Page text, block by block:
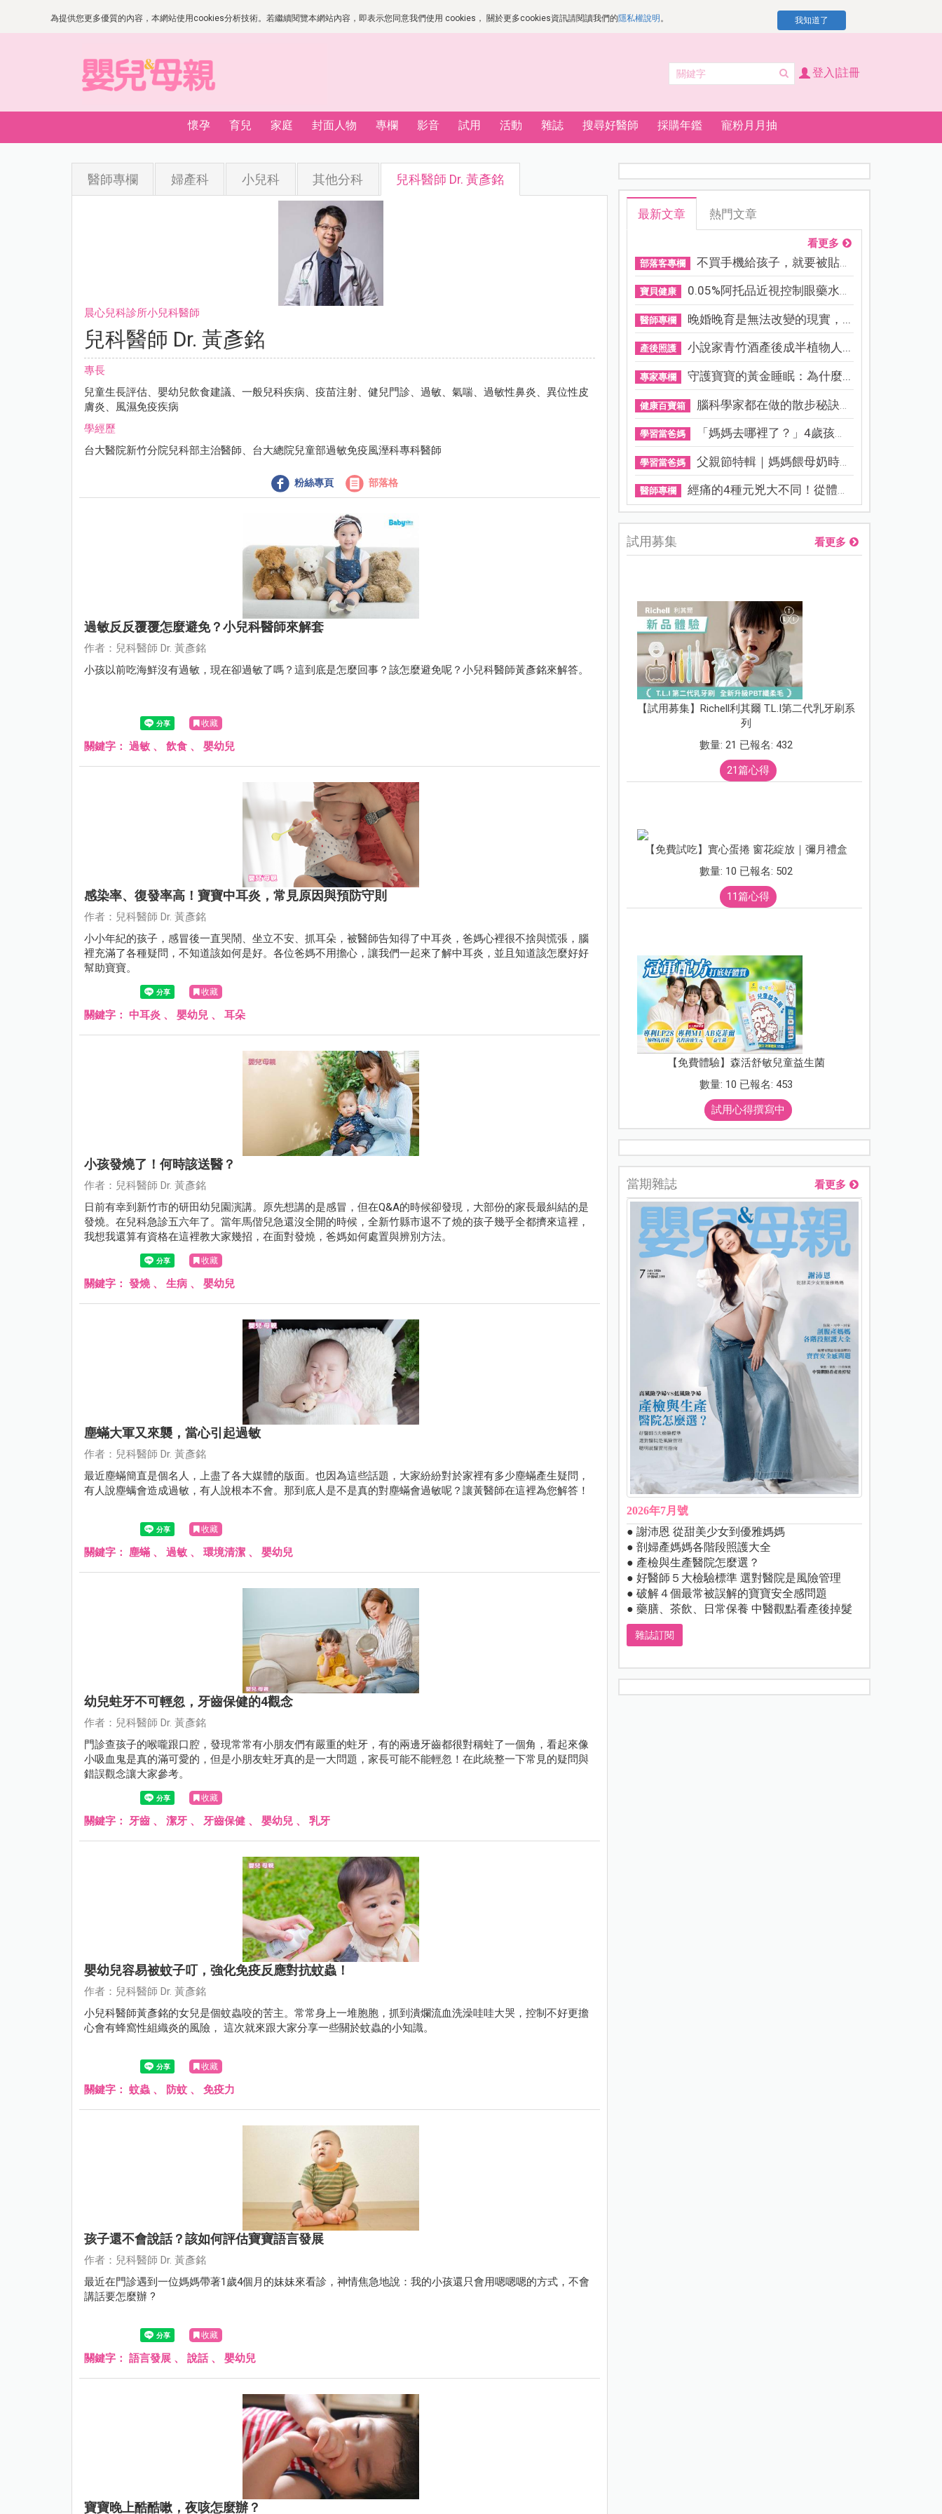
為提供您更多優質的內容，本網站使用cookies分析技術。若繼續閱覽本網站內容，即表示您同意我們使用 cookies， 關於更多cookies資訊請閱讀我們的隱私權說明 。 我知道了
登入|註冊
懷孕 育兒 家庭 封面人物 專欄 影音 試用 活動 雜誌 搜尋好醫師 採購年鑑 寵粉月月抽
醫師專欄 婦產科 小兒科 其他分科 兒科醫師 Dr. 黃彥銘
晨心兒科診所小兒科醫師
兒科醫師 Dr. 黃彥銘
專長
兒童生長評估、嬰幼兒飲食建議、一般兒科疾病、疫苗注射、健兒門診、過敏、氣喘、過敏性鼻炎、異位性皮
膚炎、風濕免疫疾病
學經歷
台大醫院新竹分院兒科部主治醫師、台大總院兒童部過敏免疫風溼科專科醫師
粉絲專頁 部落格
過敏反反覆覆怎麼避免？小兒科醫師來解套
作者：兒科醫師 Dr. 黃彥銘
小孩以前吃海鮮沒有過敏，現在卻過敏了嗎？這到底是怎麼回事？該怎麼避免呢？小兒科醫師黃彥銘來解答。
收藏
關鍵字： 過敏 、 飲食 、 嬰幼兒
感染率、復發率高！寶寶中耳炎，常見原因與預防守則
作者：兒科醫師 Dr. 黃彥銘
小小年紀的孩子，感冒後一直哭鬧、坐立不安、抓耳朵，被醫師告知得了中耳炎，爸媽心裡很不捨與慌張，腦
裡充滿了各種疑問，不知道該如何是好。各位爸媽不用擔心，讓我們一起來了解中耳炎，並且知道該怎麼好好
幫助寶寶。
收藏
關鍵字： 中耳炎 、 嬰幼兒 、 耳朵
小孩發燒了！何時該送醫？
作者：兒科醫師 Dr. 黃彥銘
日前有幸到新竹市的研田幼兒園演講。原先想講的是感冒，但在Q&A的時候卻發現，大部份的家長最糾結的是
發燒。在兒科急診五六年了。當年馬偕兒急還沒全開的時候，全新竹縣市退不了燒的孩子幾乎全都擠來這裡，
我想我還算有資格在這裡教大家幾招，在面對發燒，爸媽如何處置與辨別方法。
收藏
關鍵字： 發燒、 生病 、 嬰幼兒
塵蟎大軍又來襲，當心引起過敏
作者：兒科醫師 Dr. 黃彥銘
最近塵蟎簡直是個名人，上盡了各大媒體的版面。也因為這些話題，大家紛紛對於家裡有多少塵蟎產生疑問，
有人說塵螨會造成過敏，有人說根本不會。那到底人是不是真的對塵蟎會過敏呢？讓黃醫師在這裡為您解答！
收藏
關鍵字： 塵蟎 、 過敏 、 環境清潔 、 嬰幼兒
幼兒蛀牙不可輕忽，牙齒保健的4觀念
作者：兒科醫師 Dr. 黃彥銘
門診查孩子的喉嚨跟口腔，發現常常有小朋友們有嚴重的蛀牙，有的兩邊牙齒都很對稱蛀了一個角，看起來像
小吸血鬼是真的滿可愛的，但是小朋友蛀牙真的是一大問題，家長可能不能輕忽！在此統整一下常見的疑問與
錯誤觀念讓大家參考。
收藏
關鍵字： 牙齒 、 潔牙 、 牙齒保健 、 嬰幼兒 、 乳牙
嬰幼兒容易被蚊子叮，強化免疫反應對抗蚊蟲！
作者：兒科醫師 Dr. 黃彥銘
小兒科醫師黃彥銘的女兒是個蚊蟲咬的苦主。常常身上一堆胞胞，抓到潰爛流血洗澡哇哇大哭，控制不好更擔
心會有蜂窩性組織炎的風險， 這次就來跟大家分享一些關於蚊蟲的小知識。
收藏
關鍵字： 蚊蟲 、 防蚊 、 免疫力
孩子還不會說話？該如何評估寶寶語言發展
作者：兒科醫師 Dr. 黃彥銘
最近在門診遇到一位媽媽帶著1歲4個月的妹妹來看診，神情焦急地說：我的小孩還只會用嗯嗯嗯的方式，不會
講話要怎麼辦 ?
收藏
關鍵字： 語言發展 、 說話、 嬰幼兒
寶寶晚上酷酷嗽，夜咳怎麼辦？
最新文章 熱門文章
看更多
部落客專欄 不買手機給孩子，就要被貼「...
寶貝健康 0.05%阿托品近視控制眼藥水納...
醫師專欄 晚婚晚育是無法改變的現實，...
產後照護 小說家青竹酒產後成半植物人...
專家專欄 守護寶寶的黃金睡眠：為什麼...
健康百寶箱 腦科學家都在做的散步秘訣！...
學習當爸媽 「媽媽去哪裡了？」4歲孩子還...
學習當爸媽 父親節特輯｜媽媽餵母奶時，...
醫師專欄 經痛的4種元兇大不同！從體質...
試用募集 看更多
【試用募集】Richell利其爾 T.L.I第二代乳牙刷系
列
數量: 21 已報名: 432
21篇心得
【免費試吃】實心蛋捲 窗花綻放｜彌月禮盒
數量: 10 已報名: 502
11篇心得
【免費體驗】森活舒敏兒童益生菌
數量: 10 已報名: 453
試用心得撰寫中
當期雜誌 看更多
2026年7月號
● 謝沛恩 從甜美少女到優雅媽媽
● 剖婦產媽媽各階段照護大全
● 產檢與生產醫院怎麼選？
● 好醫師５大檢驗標準 選對醫院是風險管理
● 破解４個最常被誤解的寶寶安全感問題
● 藥膳、茶飲、日常保養 中醫觀點看產後掉髮
雜誌訂閱